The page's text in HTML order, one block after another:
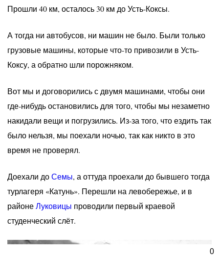
Прошли 40 км, осталось 30 км до Усть-Коксы.
А тогда ни автобусов, ни машин не было. Были только
грузовые машины, которые что-то привозили в Усть-
Коксу, а обратно шли порожняком.
Вот мы и договорились с двумя машинами, чтобы они
где-нибудь остановились для того, чтобы мы незаметно
накидали вещи и погрузились. Из-за того, что ездить так
было нельзя, мы поехали ночью, так как никто в это
время не проверял.
Доехали доСемы, а оттуда проехали до бывшего тогда
турлагеря «Катунь». Перешли на левобережье, и в
районеЛуковицы проводили первый краевой
студенческий слёт.
0